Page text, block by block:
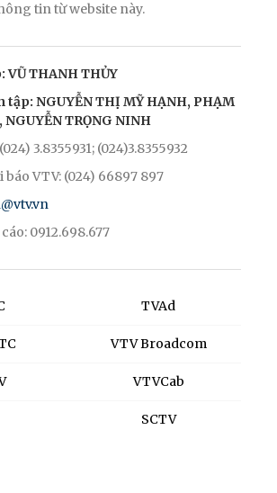
tin từ website này.
THANH THỦY
tập: NGUYỄN THỊ MỸ HẠNH, PHẠM
NGUYỄN TRỌNG NINH
3.8355931; (024)3.8355932
VTV: (024) 66897 897
0912.698.677
TVAd
VTV Broadcom
VTVCab
SCTV